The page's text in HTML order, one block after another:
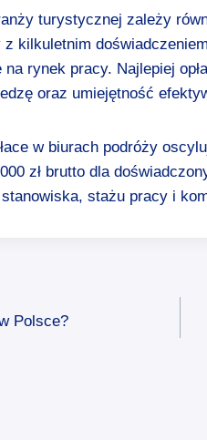
turystycznej zależy
kilkuletnim
rynek pracy. Najlepiej
oraz umiejętność
w biurach podróży
zł brutto dla
stażu pracy i
Polsce?